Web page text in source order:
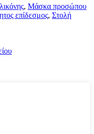
, Μάσκα προσώπου
επίδεσμος, Στολή